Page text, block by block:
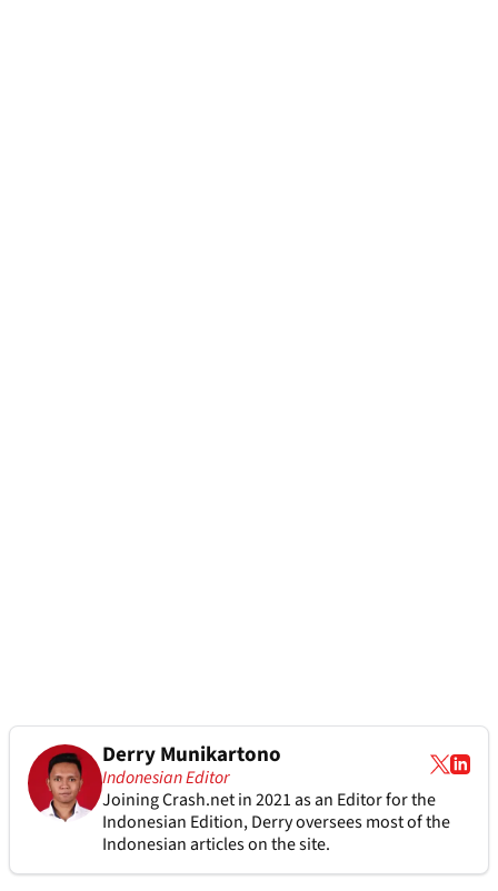
Derry Munikartono
Indonesian Editor
Joining Crash.net in 2021 as an Editor for the
Indonesian Edition, Derry oversees most of the
Indonesian articles on the site.